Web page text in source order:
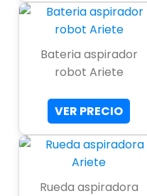
Bateria aspirador
robot Ariete
VER PRECIO
Rueda aspiradora